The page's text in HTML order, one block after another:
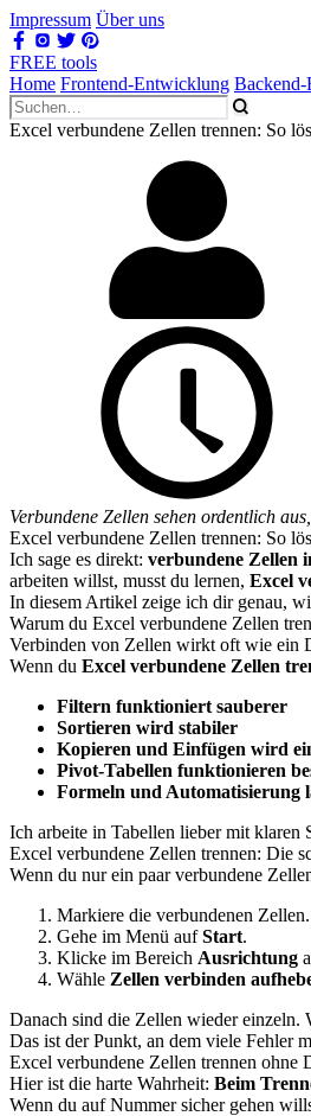
Impressum Über uns
FREE tools
Home Frontend-Entwicklung
Excel verbundene Zellen trennen: So
Verbundene Zellen sehen ordentlich
Excel verbundene Zellen trennen: So
Ich sage es direkt: verbundene Zellen
arbeiten willst, musst du lernen, Excel
In diesem Artikel zeige ich dir genau,
Warum du Excel verbundene Zellen
Verbinden von Zellen wirkt oft wie ein
Wenn du Excel verbundene Zellen
Filtern funktioniert sauberer
Sortieren wird stabiler
Kopieren und Einfügen wird
Pivot-Tabellen funktionieren
Formeln und Automatisierung
Ich arbeite in Tabellen lieber mit klaren
Excel verbundene Zellen trennen: Die
Wenn du nur ein paar verbundene
Markiere die verbundenen Zellen.
Gehe im Menü aufStart.
Klicke im Bereich Ausrichtung
Wähle Zellen verbinden
Danach sind die Zellen wieder einzeln.
Das ist der Punkt, an dem viele Fehler
Excel verbundene Zellen trennen ohne
Hier ist die harte Wahrheit: Beim
Wenn du auf Nummer sicher gehen